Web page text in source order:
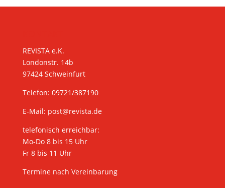
REVISTA e.K.
Londonstr. 14b
97424 Schweinfurt
Telefon: 09721/387190
E-Mail: post@revista.de
telefonisch erreichbar:
Mo-Do 8 bis 15 Uhr
Fr 8 bis 11 Uhr
Termine nach Vereinbarung